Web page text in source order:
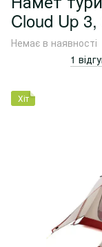
Cloud Up
Немає в наявності
1
Хіт